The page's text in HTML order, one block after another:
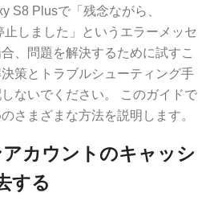
S8 Plusで「残念ながら、
しました」というエラーメッセ
、問題を解決するために試すこ
策とトラブルシューティング手
ないでください。 このガイドで
さまざまな方法を説明します。
カウントのキャッシ
する